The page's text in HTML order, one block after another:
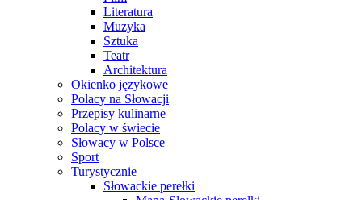
Literatura
Muzyka
Sztuka
Teatr
Architektura
Okienko językowe
Polacy na Słowacji
Przepisy kulinarne
Polacy w świecie
Słowacy w Polsce
Sport
Turystycznie
Słowackie perełki